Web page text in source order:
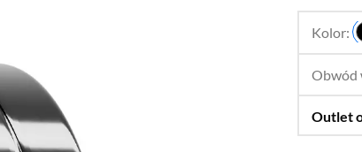
Kolor:
Obwód
Outlet